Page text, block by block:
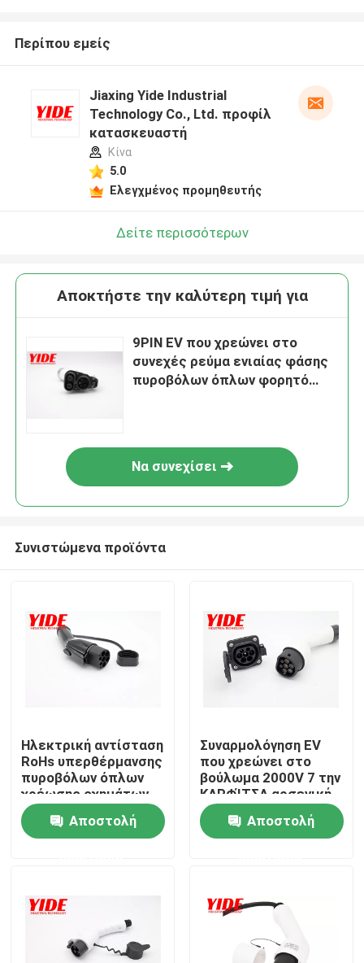
Σχετικά με εμάς
Επαφές
Περίπου εμείς
Jiaxing Yide Industrial
Technology Co., Ltd. προφίλ
κατασκευαστή
Κίνα
5.0
Ελεγχμένος προμηθευτής
Δείτε περισσότερων
Αποκτήστε την καλύτερη τιμή για
9PIN EV που χρεώνει στο
συνεχές ρεύμα ενιαίας φάσης
πυροβόλων όπλων φορητό
Να συνεχίσει
Συνιστώμενα προϊόντα
Ηλεκτρική αντίσταση
RoHs υπερθέρμανσης
πυροβόλων όπλων
χρέωσης οχημάτων
ODM
Αποστολή
Συναρμολόγηση EV
που χρεώνει στο
βούλωμα 2000V 7 την
ΚΑΡΦΊΤΣΑ αρσενική
προστασία διαρροής
Αποστολή